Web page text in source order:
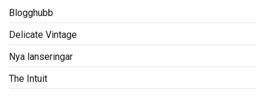
Blogghubb
Delicate Vintage
Nya lanseringar
The Intuit